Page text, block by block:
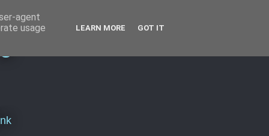
agent
usage
LEARN MORE GOT IT